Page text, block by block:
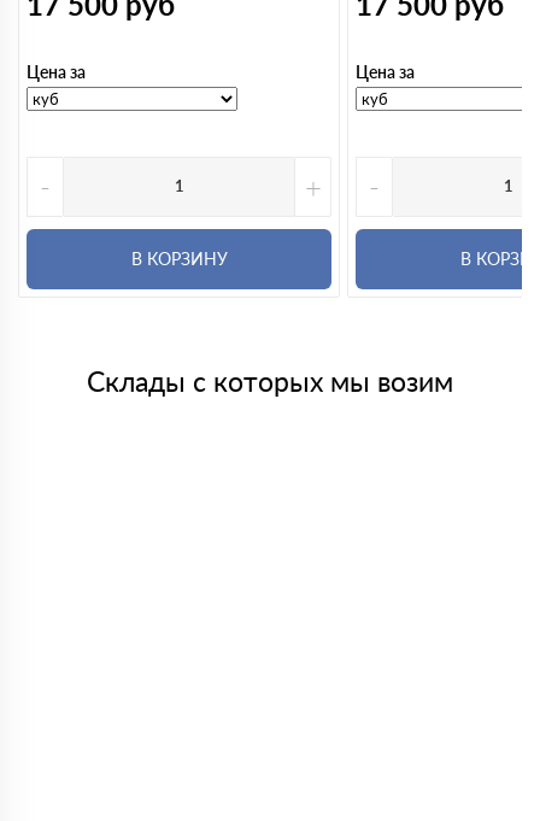
Цена за
- +
В КОРЗИНУ
Цена за
-
В
Склады с которых мы возим